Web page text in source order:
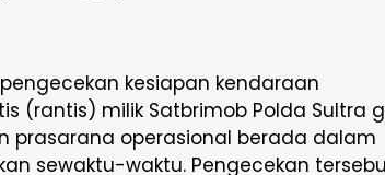
kesiapan kendaraan
(rantis) milik Satbrimob Polda Sultra
prasarana operasional berada dalam
sewaktu-waktu. Pengecekan